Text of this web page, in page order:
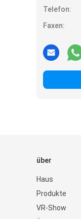
Telefon:
Faxen:
über
Haus
Produkte
VR-Show